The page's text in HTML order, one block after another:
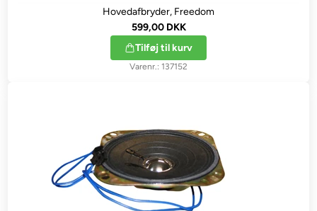
Hovedafbryder, Freedom
599,00 DKK
Tilføj til kurv
137152